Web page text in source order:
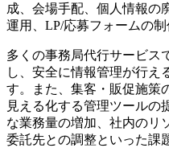
成、会場手配、個人情報の
運用、LP/応募フォームの
多くの事務局代行サービス
し、安全に情報管理が行え
す。また、集客・販促施策
見える化する管理ツールの
な業務量の増加、社内のリ
委託先との調整といった課